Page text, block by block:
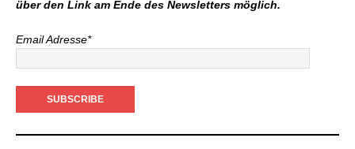
über den Link am Ende des Newsletters möglich.
Email Adresse*